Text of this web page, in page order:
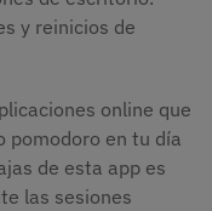
y reinicios de
online que
pomodoro en tu día
de esta app es
las sesiones